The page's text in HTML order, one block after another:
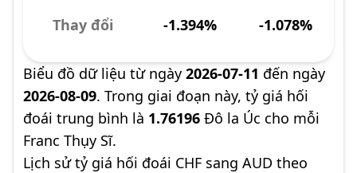
Thay đổi -1.394% -1.078%
Biểu đồ dữ liệu từ ngày 2026-07-11 đến ngày
2026-08-09. Trong giai đoạn này, tỷ giá hối
đoái trung bình là 1.76196 Đô la Úc cho mỗi
Franc Thụy Sĩ.
Lịch sử tỷ giá hối đoái CHF sang AUD theo